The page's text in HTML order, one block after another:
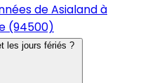
de Asialand à
(94500)
les jours fériés ?